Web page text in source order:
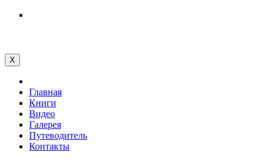
Перейти
X
Главная
Книги
Видео
Галерея
Путеводитель
Контакты